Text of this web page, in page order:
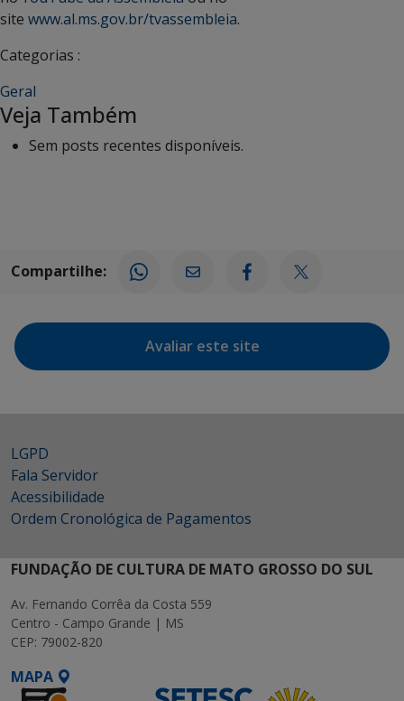
site www.al.ms.gov.br/tvassembleia.
Categorias :
Geral
Veja Também
Sem posts recentes disponíveis.
Compartilhe:
Avaliar este site
LGPD
Fala Servidor
Acessibilidade
Ordem Cronológica de Pagamentos
FUNDAÇÃO DE CULTURA DE MATO GROSSO DO SUL
Av. Fernando Corrêa da Costa 559
Centro - Campo Grande | MS
CEP: 79002-820
MAPA